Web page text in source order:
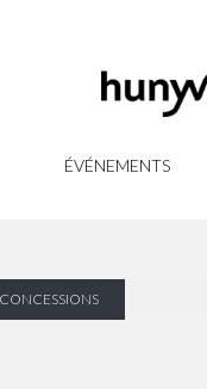
ÉVÉNEMENTS